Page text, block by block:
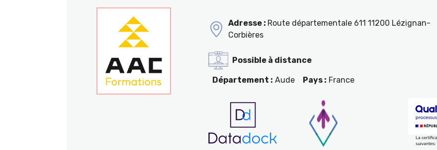
Adresse : Route départementale 611 11200 Lézignan-
Corbières
Possible à distance
Département : Aude Pays : France